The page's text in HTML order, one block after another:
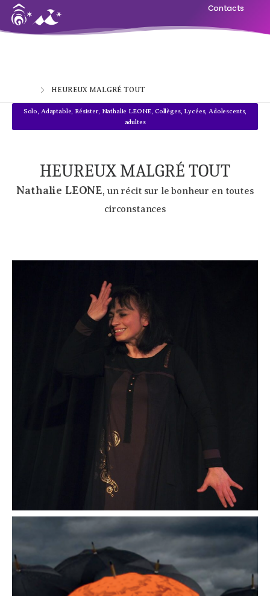
Contacts
HEUREUX MALGRÉ TOUT
Solo Adaptable Résister, Nathalie LEONE Collèges, Lycées, Adolescents,
adultes
HEUREUX MALGRÉ TOUT
Nathalie LEONE, un récit sur le bonheur en toutes
circonstances